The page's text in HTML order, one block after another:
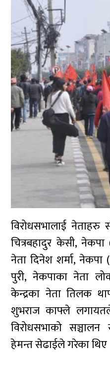
विरोधसभालाई नेताहरु
चित्रबहादुर केसी, नेकपा
नेता दिनेश शर्मा, नेकपा
पुरी, नेकपाका नेता
केन्द्रका नेता तिलक
शुभराज काफ्ले
विरोधसभाको सञ्चालन
हेमन्त सेढाईले गरेका थिए